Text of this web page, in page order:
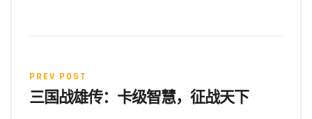
PREV POST
三国战雄传：卡级智慧，征战天下